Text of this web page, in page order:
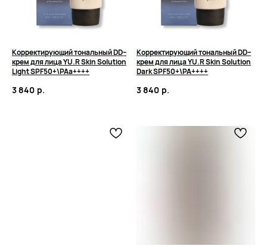
Корректирующий тональный DD–
крем для лица YU.R Skin Solution
Light SPF50+\PAa++++
3 840 р.
Корректирующий тональный DD–
крем для лица YU.R Skin Solution
Dark SPF50+\PA++++
3 840 р.